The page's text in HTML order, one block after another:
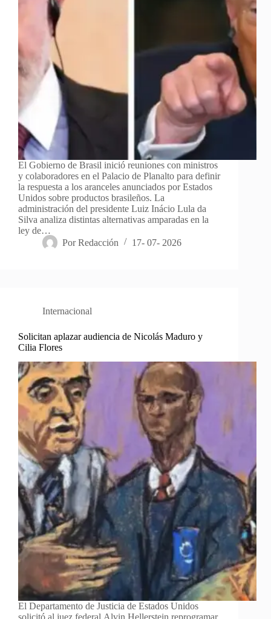
El Gobierno de Brasil inició reuniones con ministros
y colaboradores en el Palacio de Planalto para definir
la respuesta a los aranceles anunciados por Estados
Unidos sobre productos brasileños. La
administración del presidente Luiz Inácio Lula da
Silva analiza distintas alternativas amparadas en la
ley de…
Por Redacción 17- 07- 2026
Internacional
Solicitan aplazar audiencia de Nicolás Maduro y
Cilia Flores
El Departamento de Justicia de Estados Unidos
solicitó al juez federal Alvin Hellerstein reprogramar